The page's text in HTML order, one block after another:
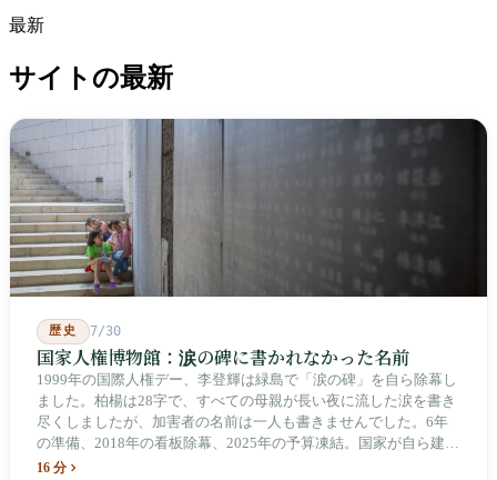
最新
サイトの最新
歴史 7/30
国家人権博物館：涙の碑に書かれなかった名前
1999年の国際人権デー、李登輝は緑島で「涙の碑」を自ら除幕し
ました。柏楊は28字で、すべての母親が長い夜に流した涙を書き
尽くしましたが、加害者の名前は一人も書きませんでした。6年
の準備、2018年の看板除幕、2025年の予算凍結。国家が自ら建
て、自らが行ったことを記念する博物館です。しかし解厳から39
16 分